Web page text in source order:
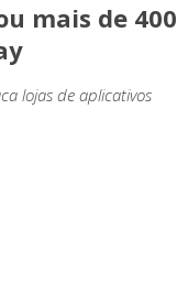
mais de 400
lojas de aplicativos